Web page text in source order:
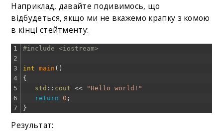
Наприклад, давайте подивимось, що
відбудеться, якщо ми не вкажемо крапку з комою
в кінці стейтменту:
1
2
3
4
5
6
7
#include <iostream>
int main ( )
{
std :: cout <<
"Hello world!"
return
0 ;
}
Результат: